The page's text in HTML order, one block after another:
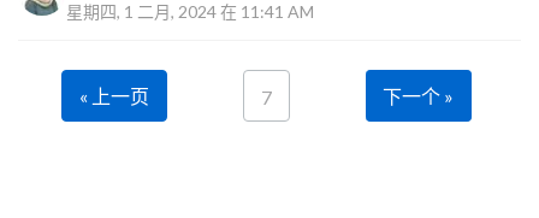
星期四, 1 二月, 2024 在 11:41 AM
« 上一页 7 下一个 »